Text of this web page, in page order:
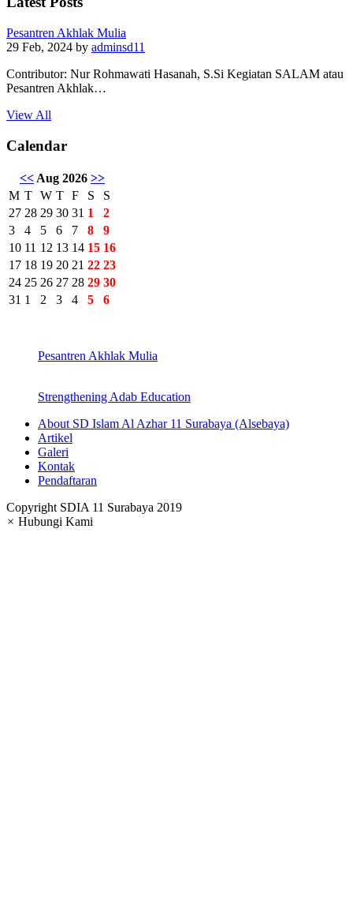
Pesantren Akhlak Mulia
29 Feb, 2024 by adminsd11
Contributor: Nur Rohmawati Hasanah, S.Si Kegiatan SALAM atau
Pesantren Akhlak…
View All
Calendar
<<Aug 2026 >>
M T W T F S
S
27 28 29 30 31 1
2
3
4 5 6 7 8
9
10 11 12 13 14 15 16
17 18 19 20 21 22 23
24 25 26 27 28 29 30
31 1 2 3 4 5 6
Pesantren Akhlak Mulia
Strengthening Adab Education
About SD Islam Al Azhar 11 Surabaya (Alsebaya)
Artikel
Galeri
Kontak
Pendaftaran
Copyright SDIA 11 Surabaya 2019
× Hubungi Kami